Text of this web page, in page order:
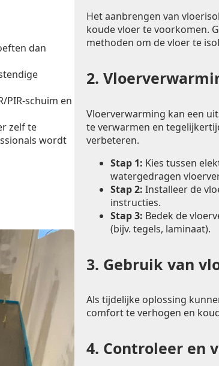
dan
PIR-schuim en
zelf te
wordt
Het aanbrengen van
koude vloer te voorkomen.
methoden om de vloer te
2.
Vloerverwarming kan een
te verwarmen en
verbeteren.
Stap 1: Kies tussen
watergedragen
Stap 2: Installeer de
instructies.
Stap 3: Bedek de
(bijv. tegels, laminaat).
3. Gebruik van
Als tijdelijke oplossing
comfort te verhogen en
4. Controleer en